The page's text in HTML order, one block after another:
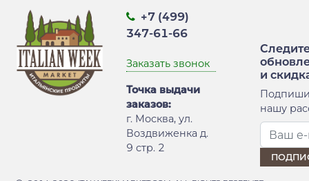
+7 (499)
347-61-66
Заказать звонок
Точка выдачи
заказов:
г. Москва, ул.
Воздвиженка д.
9 стр. 2
и
нашу